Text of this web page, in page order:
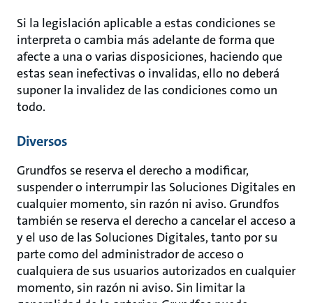
Si la legislación aplicable a estas condiciones se
interpreta o cambia más adelante de forma que
afecte a una o varias disposiciones, haciendo que
estas sean inefectivas o invalidas, ello no deberá
suponer la invalidez de las condiciones como un
todo.
Diversos
Grundfos se reserva el derecho a modificar,
suspender o interrumpir las Soluciones Digitales en
cualquier momento, sin razón ni aviso. Grundfos
también se reserva el derecho a cancelar el acceso a
y el uso de las Soluciones Digitales, tanto por su
parte como del administrador de acceso o
cualquiera de sus usuarios autorizados en cualquier
momento, sin razón ni aviso. Sin limitar la